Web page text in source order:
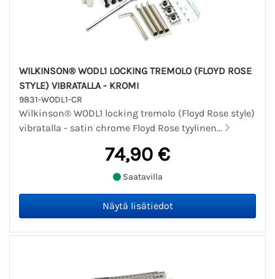
WILKINSON® WODL1 LOCKING TREMOLO (FLOYD ROSE
STYLE) VIBRATALLA - KROMI
9831-WODL1-CR
Wilkinson® WODL1 locking tremolo (Floyd Rose style)
vibratalla - satin chrome Floyd Rose tyylinen...
74,90 €
Saatavilla